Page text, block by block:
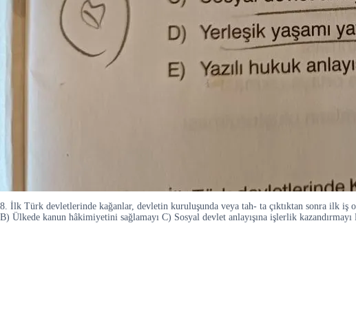
8. İlk Türk devletlerinde kağanlar, devletin kuruluşunda veya tah- ta çıktıktan sonra ilk iş
B) Ülkede kanun hâkimiyetini sağlamayı C) Sosyal devlet anlayışına işlerlik